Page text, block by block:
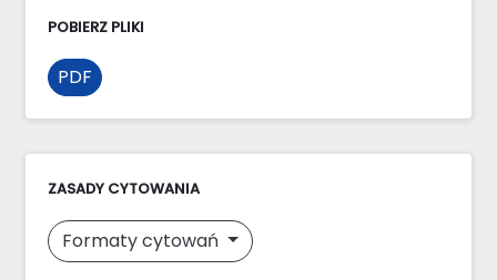
POBIERZ PLIKI
PDF
ZASADY CYTOWANIA
Formaty cytowań